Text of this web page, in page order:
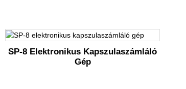
SP-8 Elektronikus Kapszulaszámláló
Gép